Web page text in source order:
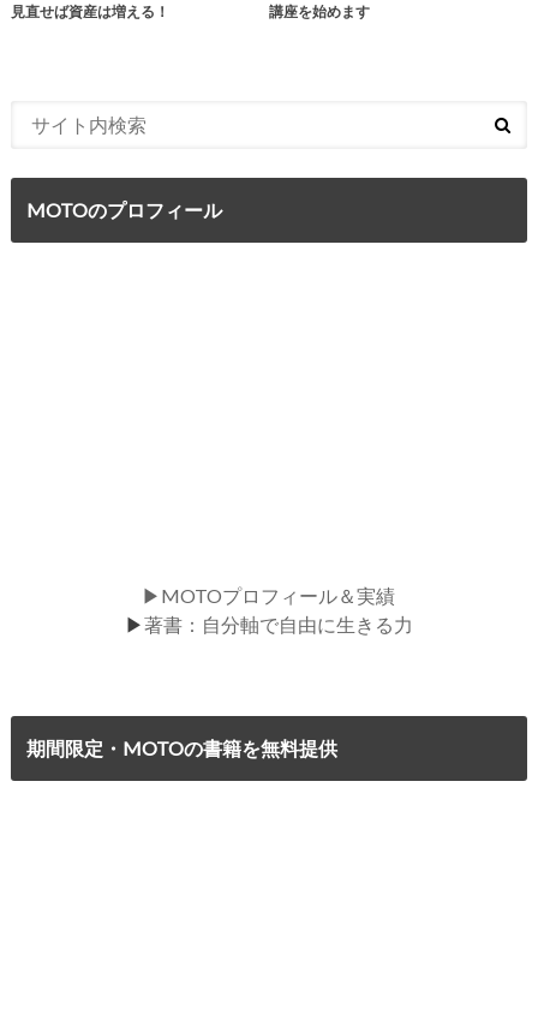
見直せば資産は増える！
講座を始めます
MOTOのプロフィール
▶MOTOプロフィール＆実績
▶著書：自分軸で自由に生きる力
期間限定・MOTOの書籍を無料提供